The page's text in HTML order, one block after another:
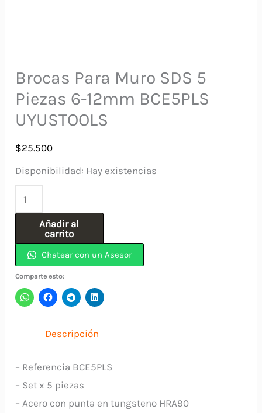
Brocas Para Muro SDS 5
Piezas 6-12mm BCE5PLS
UYUSTOOLS
$25.500
Disponibilidad: Hay existencias
Para
SDS
5
Piezas
6-
BCE5PLS
cantidad
Añadir al
carrito
Chatear con un Asesor
Comparte esto:
Descripción
– Referencia BCE5PLS
– Set x 5 piezas
– Acero con punta en tungsteno HRA90